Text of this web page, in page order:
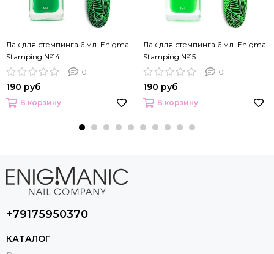
Лак для стемпинга 6 мл. Enigma
Stamping №14
0
190 руб
В корзину
Лак для стемпинга 6 мл. Enigma
Stamping №15
0
190 руб
В корзину
+79175950370
КАТАЛОГ